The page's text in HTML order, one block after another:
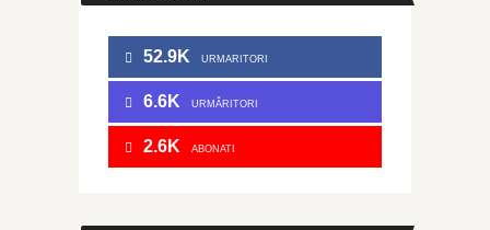
52.9K URMARITORI
6.6K URMĂRITORI
2.6K ABONATI